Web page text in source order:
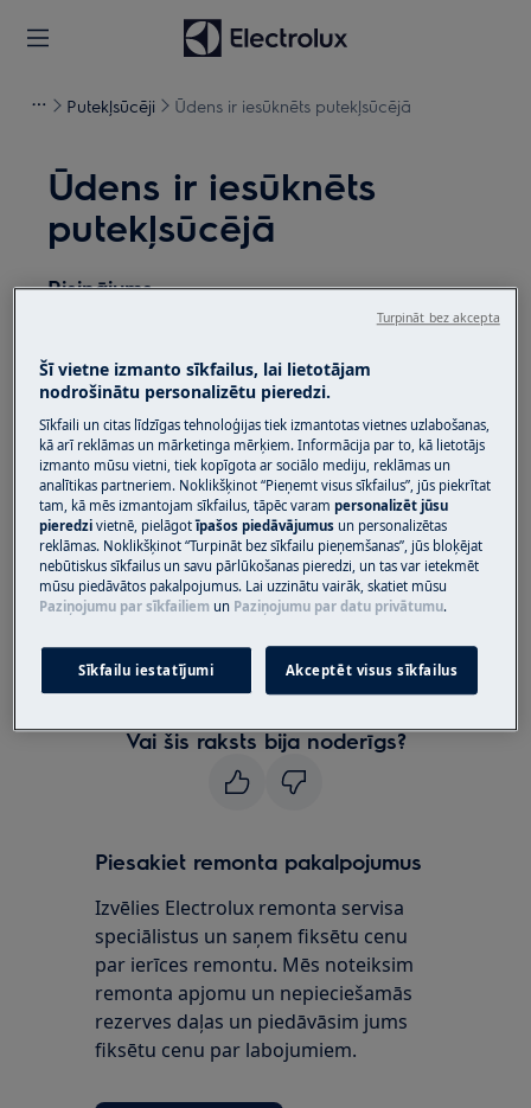
Putekļsūcēji Ūdens ir iesūknēts putekļsūcējā
Ūdens ir iesūknēts
putekļsūcējā
Risinājums
Ūdens ir iesūknēts putekļsūcējā
Attiecas uz:
Putekļu sūcējs
bezmaisa putekļu sūcējs
Izšķirtspēja:
1. Motors būs jānomaina pilnvarotā
Electrolux servisa centrā.
Piezīme:Garantija nesedz motora bojājumus,
kas saistīti ar iekļūšanu ūdenī.
Vai šis raksts bija noderīgs?
Piesakiet remonta pakalpojumus
Izvēlies Electrolux remonta servisa
speciālistus un saņem fiksētu cenu
par ierīces remontu. Mēs noteiksim
remonta apjomu un nepieciešamās
rezerves daļas un piedāvāsim jums
fiksētu cenu par labojumiem.
Šī vietne izmanto sīkfailus, lai lietotājam
nodrošinātu personalizētu pieredzi.
Sīkfaili un citas līdzīgas tehnoloģijas tiek izmantotas vietnes uzlabošanas,
kā arī reklāmas un mārketinga mērķiem. Informācija par to, kā lietotājs
izmanto mūsu vietni, tiek kopīgota ar sociālo mediju, reklāmas un
analītikas partneriem. Noklikšķinot “Pieņemt visus sīkfailus”, jūs piekrītat
tam, kā mēs izmantojam sīkfailus, tāpēc varampersonalizēt jūsu
pieredzivietnē, pielāgotīpašos piedāvājumus un personalizētas
reklāmas. Noklikšķinot “Turpināt bez sīkfailu pieņemšanas”, jūs bloķējat
nebūtiskus sīkfailus un savu pārlūkošanas pieredzi, un tas var ietekmēt
mūsu piedāvātos pakalpojumus. Lai uzzinātu vairāk, skatiet mūsu
Paziņojumu par sīkfailiem un Paziņojumu par datu privātumu.
Sīkfailu iestatījumi Akceptēt visus sīkfailus
Turpināt bez akcepta